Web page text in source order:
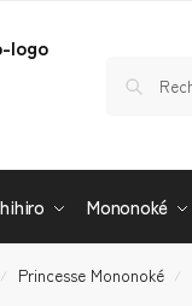
Mononoké
/ Princesse Mononoké /